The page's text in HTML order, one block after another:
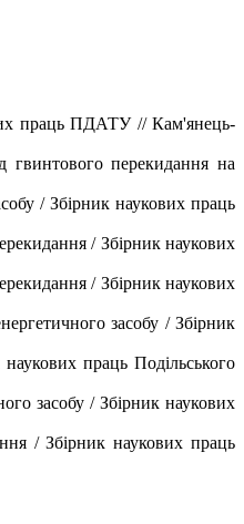
праць ПДАТУ // Кам'янець-
перекидання на
/ Збірник наукових праць
/ Збірник наукових
/ Збірник наукових
засобу / Збірник
праць Подільського
засобу / Збірник наукових
/ Збірник наукових праць